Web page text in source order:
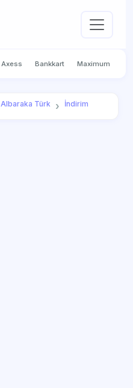
Axess Bankkart Maximum
Albaraka Türk İndirim